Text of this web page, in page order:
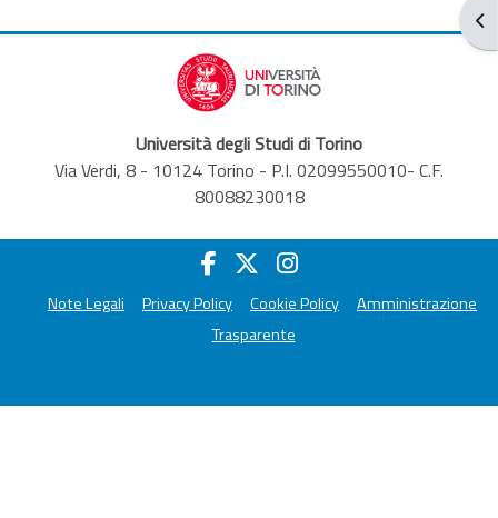
Università degli Studi di Torino
Via Verdi, 8 - 10124 Torino - P.I. 02099550010- C.F.
80088230018
Note Legali Privacy Policy Cookie Policy
Amministrazione
Trasparente